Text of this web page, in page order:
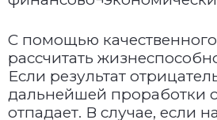
С помощью
рассчитать
Если результат
дальнейшей проработки
отпадает. В случае, если